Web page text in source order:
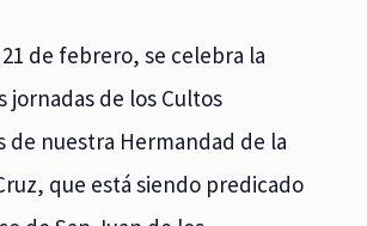
de febrero, se celebra la
jornadas de los Cultos
de nuestra Hermandad de la
que está siendo predicado